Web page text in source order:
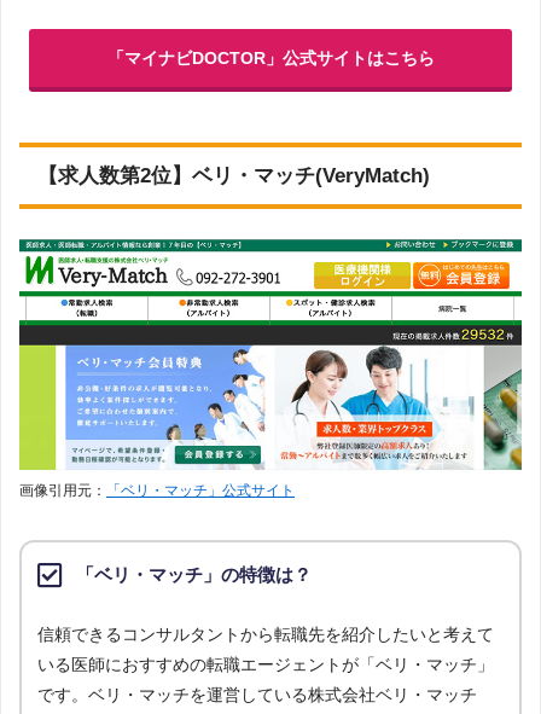
「マイナビDOCTOR」公式サイトはこちら
【求人数第2位】ベリ・マッチ(VeryMatch)
画像引用元： 「ベリ・マッチ」公式サイト
「ベリ・マッチ」の特徴は？
信頼できるコンサルタントから転職先を紹介したいと考えて
いる医師におすすめの転職エージェントが「ベリ・マッチ」
です。ベリ・マッチを運営している株式会社ベリ・マッチ